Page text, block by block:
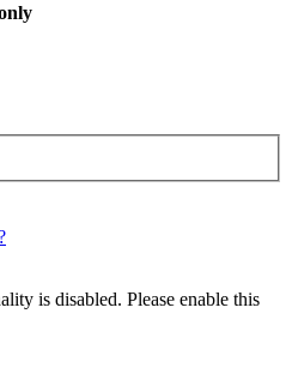
is disabled. Please enable this